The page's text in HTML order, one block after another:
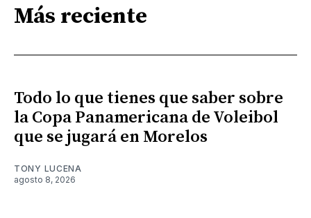
Más reciente
Todo lo que tienes que saber sobre
la Copa Panamericana de Voleibol
que se jugará en Morelos
TONY LUCENA
agosto 8, 2026